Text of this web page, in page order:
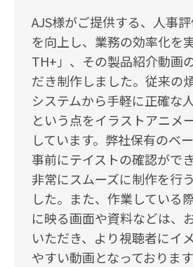
AJS様がご提供する、人事
を向上し、業務の効率化を
TH+」、その製品紹介動画
だき制作しました。従来の
システムから手軽に正確な
という点をイラストアニメ
しています。弊社保有のベ
事前にテイストの確認がで
非常にスムーズに制作を行
した。また、作業している
に映る画面や資料などは、
いただき、より視聴者にイ
やすい動画となっております